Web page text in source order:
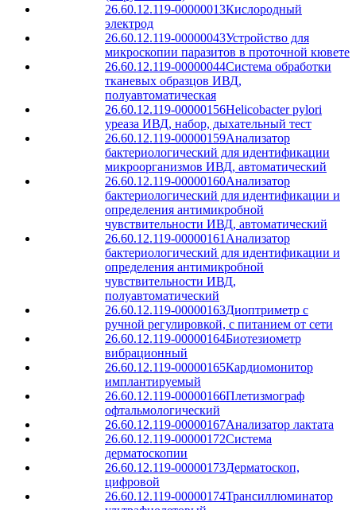
26.60.12.119-00000013Кислородный
электрод
26.60.12.119-00000043Устройство для
микроскопии паразитов в проточной кювете
26.60.12.119-00000044Система обработки
тканевых образцов ИВД,
полуавтоматическая
26.60.12.119-00000156Helicobacter pylori
уреаза ИВД, набор, дыхательный тест
26.60.12.119-00000159Анализатор
бактериологический для идентификации
микроорганизмов ИВД, автоматический
26.60.12.119-00000160Анализатор
бактериологический для идентификации и
определения антимикробной
чувствительности ИВД, автоматический
26.60.12.119-00000161 Анализатор
бактериологический для идентификации и
определения антимикробной
чувствительности ИВД,
полуавтоматический
26.60.12.119-00000163Диоптриметр с
ручной регулировкой, с питанием от сети
26.60.12.119-00000164Биотезиометр
вибрационный
26.60.12.119-00000165Кардиомонитор
имплантируемый
26.60.12.119-00000166Плетизмограф
офтальмологический
26.60.12.119-00000167Анализатор лактата
26.60.12.119-00000172Система
дерматоскопии
26.60.12.119-00000173Дерматоскоп,
цифровой
26.60.12.119-00000174Трансиллюминатор